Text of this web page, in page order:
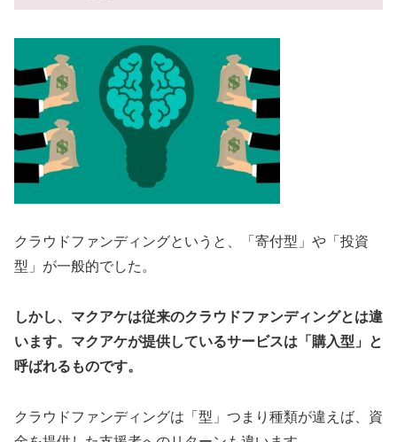
クラウドファンディングというと、「寄付型」や「投資
型」が一般的でした。
しかし、マクアケは従来のクラウドファンディングとは違
います。マクアケが提供しているサービスは「購入型」と
呼ばれるものです。
クラウドファンディングは「型」つまり種類が違えば、資